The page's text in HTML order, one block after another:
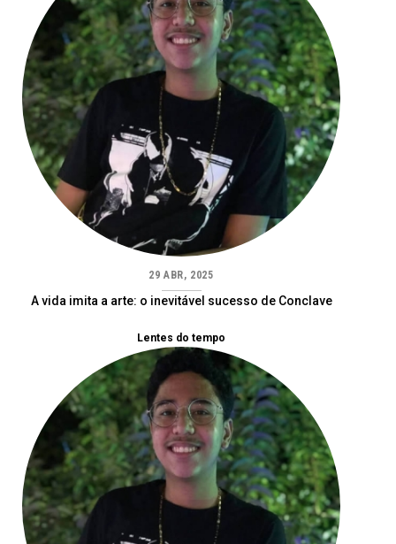
29 ABR, 2025
A vida imita a arte: o inevitável sucesso de Conclave
Lentes do tempo